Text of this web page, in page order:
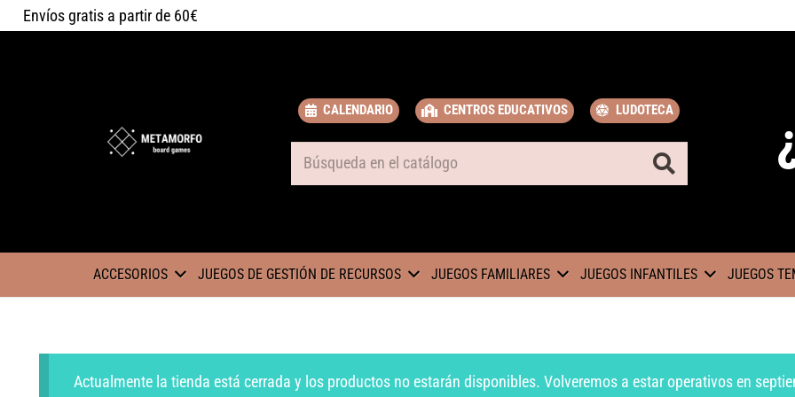
Envíos gratis a partir de 60€
CALENDARIO CENTROS EDUCATIVOS LUDOTECA
ACCESORIOS JUEGOS DE GESTIÓN DE RECURSOS JUEGOS FAMILIARES JUEGOS INFANTILES JUEGOS
Actualmente la tienda está cerrada y los productos no estarán disponibles. Volveremos a estar operativos en